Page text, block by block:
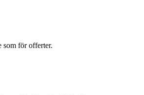
som för offerter.